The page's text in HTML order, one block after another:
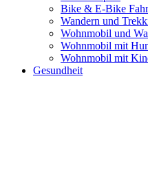
Bike & E-Bike
Wandern und
Wohnmobil und
Wohnmobil mit
Wohnmobil mit
Gesundheit